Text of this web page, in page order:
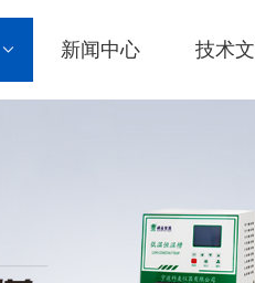
新闻中心 技术